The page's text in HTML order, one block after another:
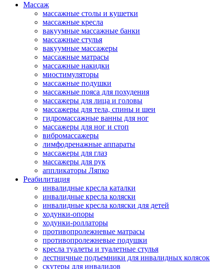
Массаж
массажные столы и кушетки
массажные кресла
вакуумные массажные банки
массажные стулья
вакуумные массажеры
массажные матрасы
массажные накидки
миостимуляторы
массажные подушки
массажные пояса для похудения
массажеры для лица и головы
массажеры для тела, спины и шеи
гидромассажные ванны для ног
массажеры для ног и стоп
вибромассажеры
лимфодренажные аппараты
массажеры для глаз
массажеры для рук
аппликаторы Ляпко
Реабилитация
инвалидные кресла каталки
инвалидные кресла коляски
инвалидные кресла коляски для детей
ходунки-опоры
ходунки-роллаторы
противопролежневые матрасы
противопролежневые подушки
кресла туалеты и туалетные стулья
лестничные подъемники для инвалидных колясок
скутеры для инвалидов